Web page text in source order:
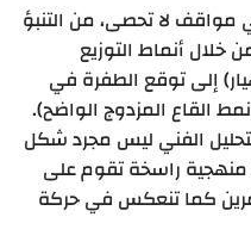
لا تحصى، من التنبؤ
سوق الأسهم عام 1987 (من خلال أنماط التوزيع
إلى توقع الطفرة في
(من خلال نمط القاع المزدوج الواضح).
الفني ليس مجرد شكل
منهجية راسخة تقوم على
كما تنعكس في حركة